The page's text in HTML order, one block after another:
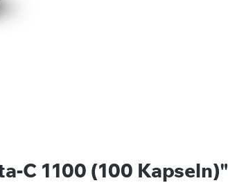
C 1100 (100 Kapseln)"